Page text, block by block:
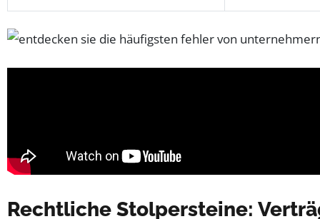
Rechtliche Stolpersteine: